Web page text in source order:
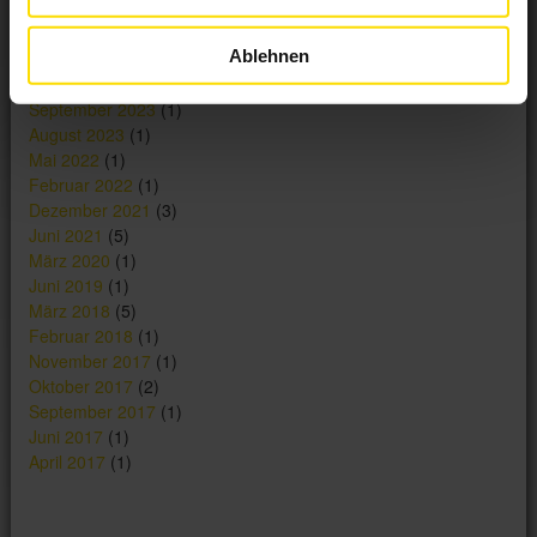
Ablehnen
September 2024
Juli 2024(2)
Dezember 2023(1)
September 2023(1)
August 2023 (1)
Mai 2022 (1)
Februar 2022 (1)
Dezember 2021 (3)
Juni 2021 (5)
März 2020 (1)
Juni 2019 (1)
März 2018 (5)
Februar 2018 (1)
November 2017 (1)
Oktober 2017 (2)
September 2017 (1)
Juni 2017 (1)
April 2017 (1)